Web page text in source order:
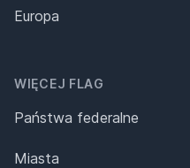
Europa
WIĘCEJ FLAG
Państwa federalne
Miasta